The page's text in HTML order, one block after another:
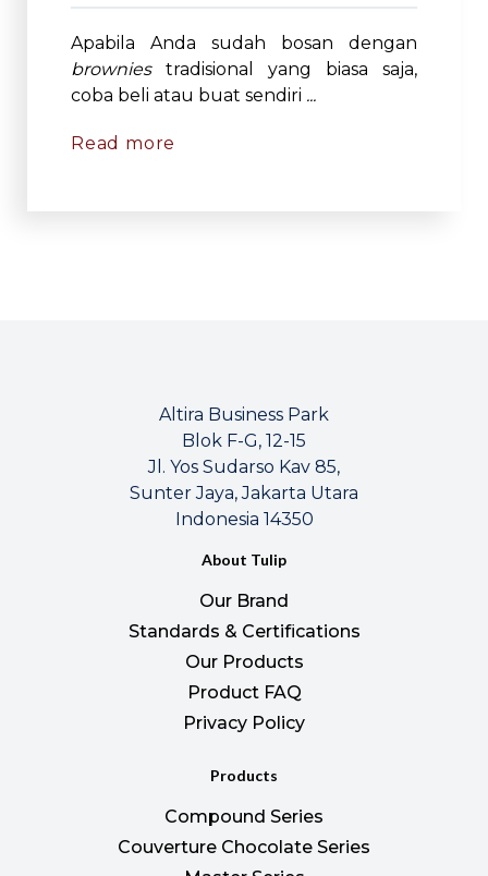
Apabila Anda sudah bosan dengan
browniestradisional yang biasa saja,
coba beli atau buat sendiri ...
Read more
Altira Business Park
Blok F-G, 12-15
Jl. Yos Sudarso Kav 85,
Sunter Jaya, Jakarta Utara
Indonesia 14350
About Tulip
Our Brand
Standards & Certifications
Our Products
Product FAQ
Privacy Policy
Products
Compound Series
Couverture Chocolate Series